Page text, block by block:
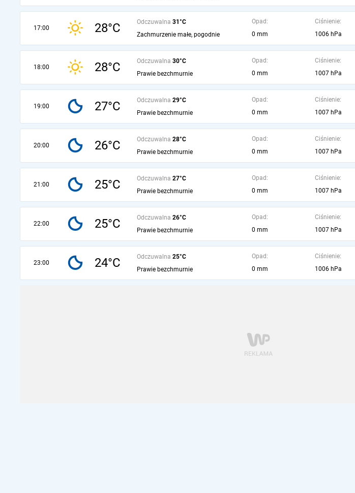
17:00 28°C Odczuwalna 31°C
Zachmurzenie małe, pogodnie
Opad:
0 mm
Ciśnienie:
1006 hPa
18:00 28°C Odczuwalna 30°C
Prawie bezchmurnie
Opad:
0 mm
Ciśnienie:
1007 hPa
19:00 27°C Odczuwalna 29°C
Prawie bezchmurnie
Opad:
0 mm
Ciśnienie:
1007 hPa
20:00 26°C Odczuwalna 28°C
Prawie bezchmurnie
Opad:
0 mm
Ciśnienie:
1007 hPa
21:00 25°C Odczuwalna 27°C
Prawie bezchmurnie
Opad:
0 mm
Ciśnienie:
1007 hPa
22:00 25°C Odczuwalna 26°C
Prawie bezchmurnie
Opad:
0 mm
Ciśnienie:
1007 hPa
23:00 24°C Odczuwalna 25°C
Prawie bezchmurnie
Opad:
0 mm
Ciśnienie:
1006 hPa